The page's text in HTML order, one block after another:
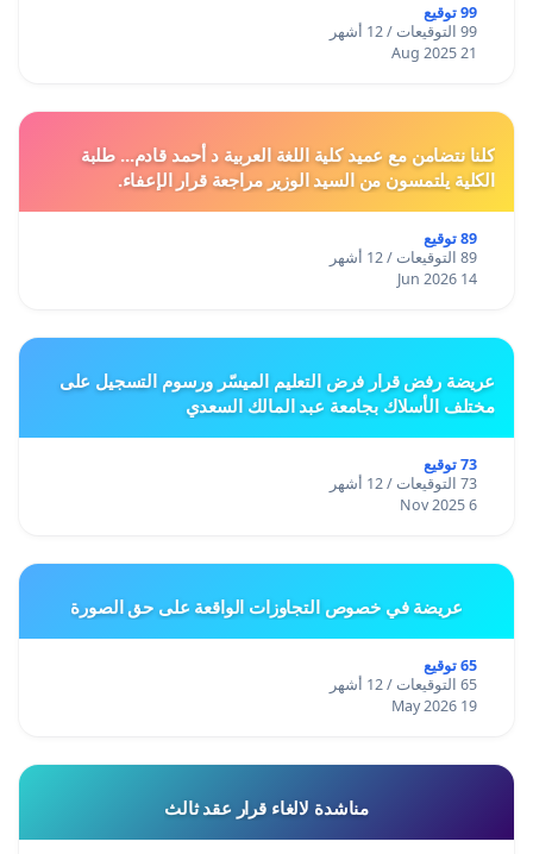
99 توقيع
99 التوقيعات / 12 أشهر
21 Aug 2025
كلنا نتضامن مع عميد كلية اللغة العربية د أحمد قادم... طلبة
الكلية يلتمسون من السيد الوزير مراجعة قرار الإعفاء.
89 توقيع
89 التوقيعات / 12 أشهر
14 Jun 2026
عريضة رفض قرار فرض التعليم الميسّر ورسوم التسجيل على
مختلف الأسلاك بجامعة عبد المالك السعدي
73 توقيع
73 التوقيعات / 12 أشهر
6 Nov 2025
عريضة في خصوص التجاوزات الواقعة على حق الصورة
65 توقيع
65 التوقيعات / 12 أشهر
19 May 2026
مناشدة لالغاء قرار عقد ثالث